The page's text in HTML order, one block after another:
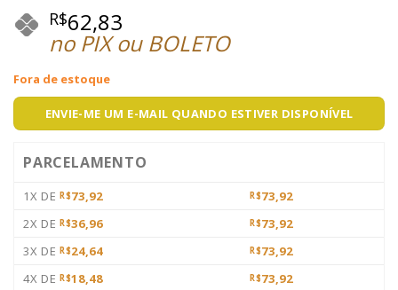
R$62,83
no PIX ou BOLETO
Fora de estoque
ENVIE-ME UM E-MAIL QUANDO ESTIVER DISPONÍVEL
PARCELAMENTO
1X DE R$73,92 R$73,92
2X DE R$36,96 R$73,92
3X DE R$24,64 R$73,92
4X DE R$18,48 R$73,92